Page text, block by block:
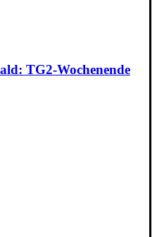
TG2-Wochenende